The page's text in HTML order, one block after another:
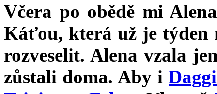
Včera po obědě mi
Káťou, která už je týden
rozveselit. Alena vzala
zůstali doma. Aby iDaggi